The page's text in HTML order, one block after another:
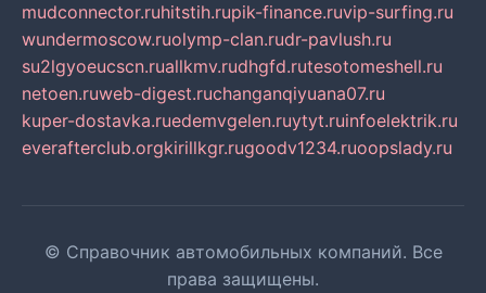
mudconnector.ruhitstih.rupik-finance.ruvip-surfing.ru
wundermoscow.ruolymp-clan.rudr-pavlush.ru
su2lgyoeucscn.ruallkmv.rudhgfd.rutesotomeshell.ru
netoen.ruweb-digest.ruchanganqiyuana07.ru
kuper-dostavka.ruedemvgelen.ruytyt.ruinfoelektrik.ru
everafterclub.orgkirillkgr.rugoodv1234.ruoopslady.ru
© Справочник автомобильных компаний. Все
права защищены.